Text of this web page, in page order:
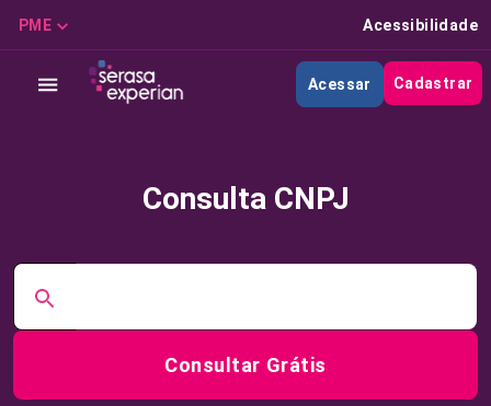
PME Acessibilidade
Acessar Cadastrar
Consulta CNPJ
Consultar Grátis